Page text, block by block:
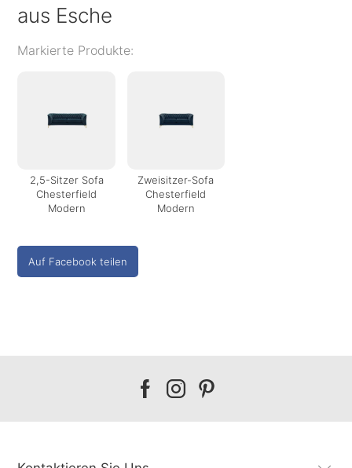
aus Esche
Markierte Produkte:
2,5-Sitzer Sofa
Chesterfield
Modern
Zweisitzer-Sofa
Chesterfield
Modern
Auf Facebook teilen
Our
Our
Our